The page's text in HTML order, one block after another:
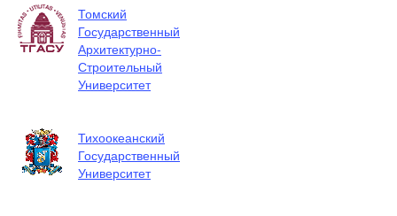
Томский
Государственный
Архитектурно-
Строительный
Университет
Тихоокеанский
Государственный
Университет